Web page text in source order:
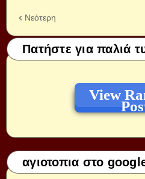
Νεότερη
Πατήστε για παλιά
View
αγιοτοπια στο